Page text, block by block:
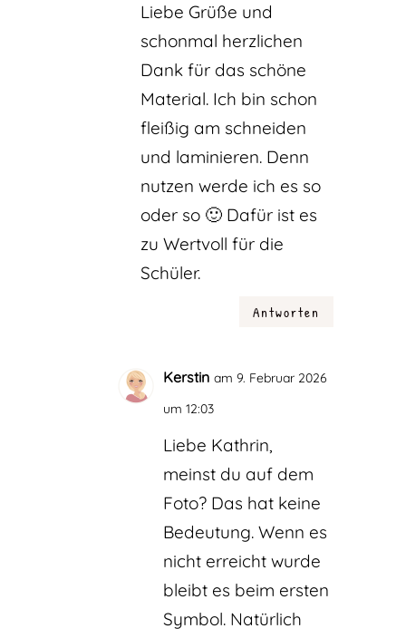
Liebe Grüße und
schonmal herzlichen
Dank für das schöne
Material. Ich bin schon
fleißig am schneiden
und laminieren. Denn
nutzen werde ich es so
oder so 🙂 Dafür ist es
zu Wertvoll für die
Schüler.
Antworten
Kerstin am 9. Februar 2026
um 12:03
Liebe Kathrin,
meinst du auf dem
Foto? Das hat keine
Bedeutung. Wenn es
nicht erreicht wurde
bleibt es beim ersten
Symbol. Natürlich